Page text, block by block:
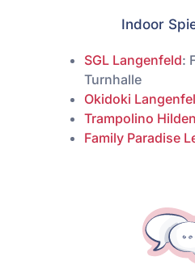
Indoor
SGL Langenfeld:
Turnhalle
Okidoki
Trampolino Hilden
Family Paradise